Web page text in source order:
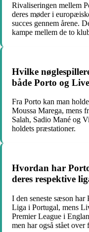
Rivaliseringen mellem
deres møder i
succes gennem årene.
kampe mellem de to
Hvilke
både Porto og
Fra Porto kan man
Moussa Marega, mens
Salah, Sadio Mané og
holdets præstationer.
Hvordan har
deres respektive
I den seneste sæson har
Liga i Portugal, mens
Premier League i
men har også stået